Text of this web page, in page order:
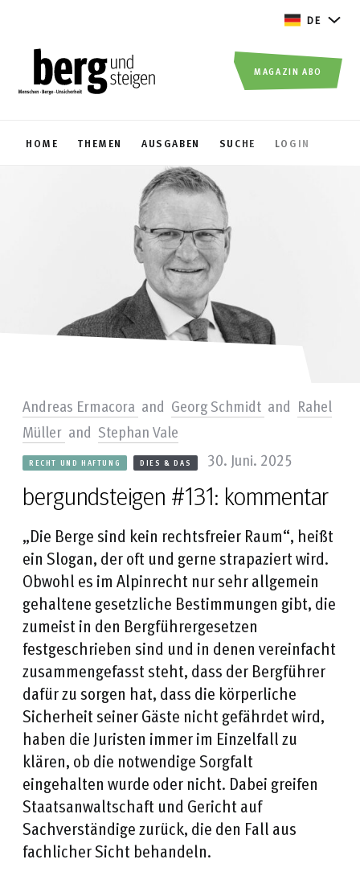
DE
HOME THEMEN AUSGABEN SUCHE LOGIN
MAGAZIN ABO
bergundsteigen #131: kommentar
RECHT UND HAFTUNG DIES & DAS 30. Juni. 2025
Andreas Ermacora and Georg Schmidt and Rahel
Müller and Stephan Vale
„Die Berge sind kein rechtsfreier Raum“, heißt
ein Slogan, der oft und gerne strapaziert wird.
Obwohl es im Alpinrecht nur sehr allgemein
gehaltene gesetzliche Bestimmungen gibt, die
zumeist in den Bergführergesetzen
festgeschrieben sind und in denen vereinfacht
zusammengefasst steht, dass der Bergführer
dafür zu sorgen hat, dass die körperliche
Sicherheit seiner Gäste nicht gefährdet wird,
haben die Juristen immer im Einzelfall zu
klären, ob die notwendige Sorgfalt
eingehalten wurde oder nicht. Dabei greifen
Staatsanwaltschaft und Gericht auf
Sachverständige zurück, die den Fall aus
fachlicher Sicht behandeln.